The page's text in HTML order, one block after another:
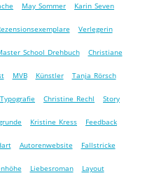
May Sommer Karin Seven
Verlegerin
School Drehbuch Christiane
MVB Künstler Tanja Rörsch
Typografie Christine Rechl Story
Kristine Kress Feedback
Autorenwebsite Fallstricke
Liebesroman Layout